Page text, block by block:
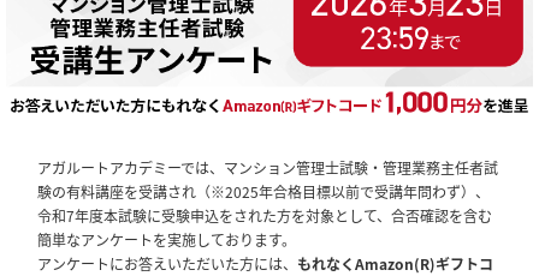
アガルートアカデミーでは、マンション管理士試験・管理業務主任者試
験の有料講座を受講され（※2025年合格目標以前で受講年問わず）、
令和7年度本試験に受験申込をされた方を対象として、合否確認を含む
簡単なアンケートを実施しております。
アンケートにお答えいただいた方には、 もれなくAmazon(R)ギフトコ